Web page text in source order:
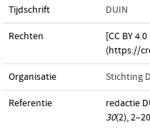
Tijdschrift DUIN
Rechten
[CC BY
(https://
Organisatie Stichting
Referentie redactie
30(2),